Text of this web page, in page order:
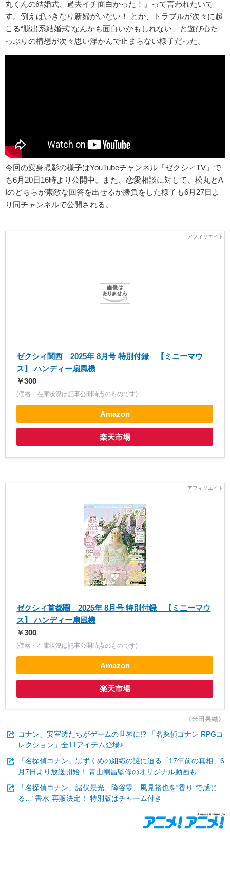
丸くんの結婚式、過去イチ面白かった！』って言われたいで
す。例えばいきなり新婦がいない！ とか、トラブルが次々に起
こる“脱出系結婚式”なんかも面白いかもしれない」と遊び心た
っぷりの構想が次々思い浮かんで止まらない様子だった。
今回の変身撮影の様子はYouTubeチャンネル「ゼクシィTV」で
も6月20日16時より公開中。また、恋愛相談に対して、松丸とA
Iのどちらが素敵な回答を出せるか勝負をした様子も6月27日よ
り同チャンネルで公開される。
ゼクシィ関西 2025年 8月号 特別付録 【ミニーマウ
ス】 ハンディー扇風機
￥300
(価格・在庫状況は記事公開時点のものです)
Amazon
楽天市場
ゼクシィ首都圏 2025年 8月号 特別付録 【ミニーマウ
ス】 ハンディー扇風機
￥300
(価格・在庫状況は記事公開時点のものです)
Amazon
楽天市場
《米田果織》
コナン、安室透たちがゲームの世界に!? 「名探偵コナン RPGコ
レクション」全11アイテム登場♪
「名探偵コナン」黒ずくめの組織の謎に迫る「17年前の真相」6
月7日より放送開始！ 青山剛昌監修のオリジナル動画も
「名探偵コナン」諸伏景光、降谷零、風見裕也を“香り”で感じ
る…“香水”再販決定！ 特別版はチャーム付き